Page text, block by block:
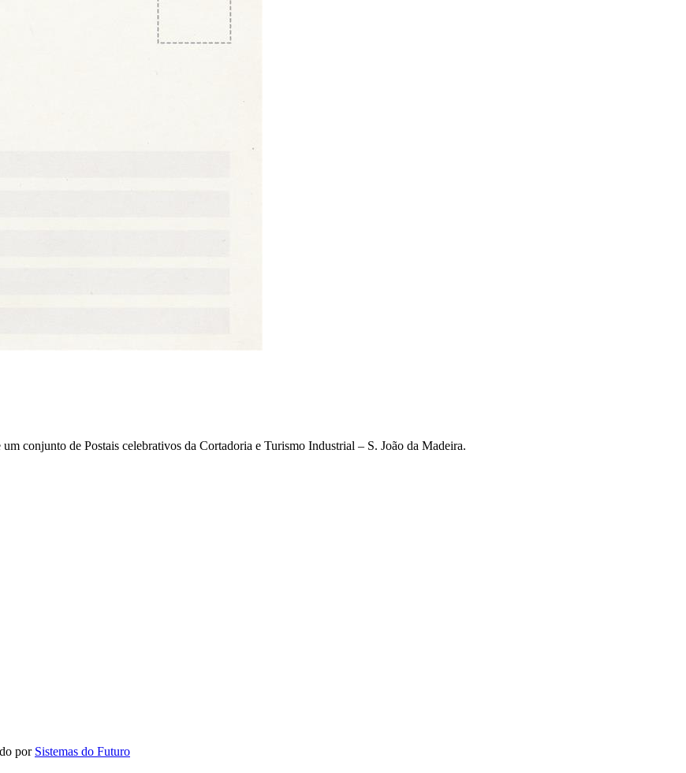
conjunto de Postais celebrativos da Cortadoria e Turismo Industrial – S. João da Madeira.
por Sistemas do Futuro